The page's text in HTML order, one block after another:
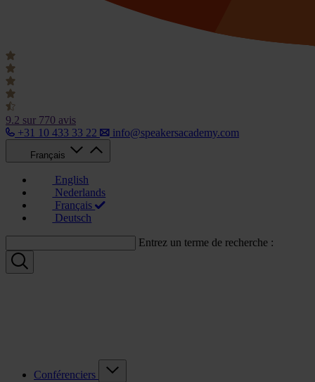
9.2 sur 770 avis
+31 10 433 33 22
info@speakersacademy.com
Français
English
Nederlands
Français
Deutsch
Entrez un terme de recherche :
Conférenciers